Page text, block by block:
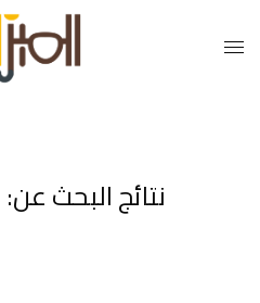
نتائج البحث عن: